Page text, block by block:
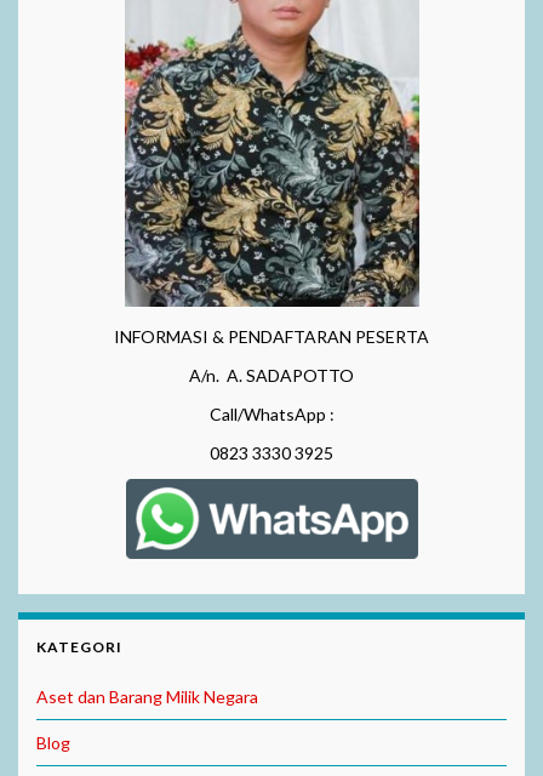
INFORMASI & PENDAFTARAN PESERTA
A/n. A. SADAPOTTO
Call/WhatsApp :
0823 3330 3925
KATEGORI
Aset dan Barang Milik Negara
Blog